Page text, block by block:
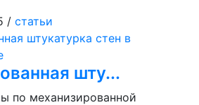
/ статьи
шту...
по механизированной